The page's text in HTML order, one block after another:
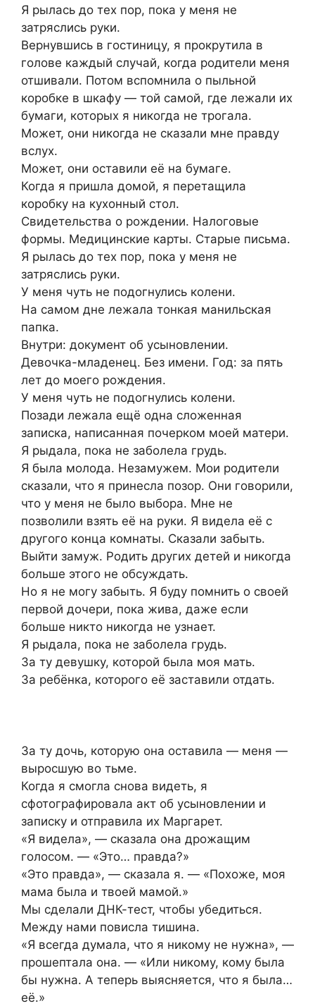
Я рылась до тех пор, пока у меня не
затряслись руки.
Вернувшись в гостиницу, я прокрутила в
голове каждый случай, когда родители меня
отшивали. Потом вспомнила о пыльной
коробке в шкафу — той самой, где лежали их
бумаги, которых я никогда не трогала.
Может, они никогда не сказали мне правду
вслух.
Может, они оставили её на бумаге.
Когда я пришла домой, я перетащила
коробку на кухонный стол.
Свидетельства о рождении. Налоговые
формы. Медицинские карты. Старые письма.
Я рылась до тех пор, пока у меня не
затряслись руки.
У меня чуть не подогнулись колени.
На самом дне лежала тонкая манильская
папка.
Внутри: документ об усыновлении.
Девочка-младенец. Без имени. Год: за пять
лет до моего рождения.
У меня чуть не подогнулись колени.
Позади лежала ещё одна сложенная
записка, написанная почерком моей матери.
Я рыдала, пока не заболела грудь.
Я была молода. Незамужем. Мои родители
сказали, что я принесла позор. Они говорили,
что у меня не было выбора. Мне не
позволили взять её на руки. Я видела её с
другого конца комнаты. Сказали забыть.
Выйти замуж. Родить других детей и никогда
больше этого не обсуждать.
Но я не могу забыть. Я буду помнить о своей
первой дочери, пока жива, даже если
больше никто никогда не узнает.
Я рыдала, пока не заболела грудь.
За ту девушку, которой была моя мать.
За ребёнка, которого её заставили отдать.
За ту дочь, которую она оставила — меня —
выросшую во тьме.
Когда я смогла снова видеть, я
сфотографировала акт об усыновлении и
записку и отправила их Маргарет.
«Я видела», — сказала она дрожащим
голосом. — «Это… правда?»
«Это правда», — сказала я. — «Похоже, моя
мама была и твоей мамой.»
Мы сделали ДНК-тест, чтобы убедиться.
Между нами повисла тишина.
«Я всегда думала, что я никому не нужна», —
прошептала она. — «Или никому, кому была
бы нужна. А теперь выясняется, что я была…
её.»